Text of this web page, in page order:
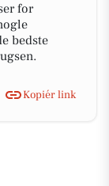
for
bedste
Kopiér link